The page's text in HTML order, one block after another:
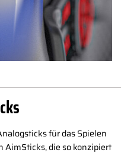
für das Spielen
die so konzipiert